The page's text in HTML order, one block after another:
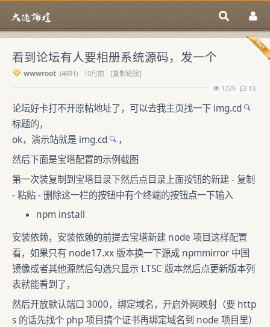
看到论坛有人要相册系统源码，发一个
wwwroot (4691) 10月前
[复制链接]
1226
13
论坛好卡打不开原帖地址了，可以去我主页找一下 img.cd
标题的，
ok，演示站就是 img.cd
，
然后下面是宝塔配置的示例截图
第一次装复制到宝塔目录下然后点目录上面按钮的新建 - 复制
- 粘贴 - 删除这一栏的按钮中有个终端的按钮点一下输入
npm install
安装依赖，安装依赖的前提去宝塔新建 node 项目这样配置
看，如果只有 node17.xx 版本换一下源成 npmmirror 中国
镜像或者其他源然后勾选只显示 LTSC 版本然后点更新版本列
表就能看到了，
然后开放默认端口 3000，绑定域名，开启外网映射（要 http
s 的话先找个 php 项目搞个证书再绑定域名到 node 项目里）